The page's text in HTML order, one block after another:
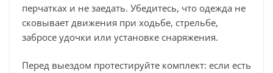
перчатках и не заедать. Убедитесь, что одежда не
сковывает движения при ходьбе, стрельбе,
забросе удочки или установке снаряжения.
Перед выездом протестируйте комплект: если есть